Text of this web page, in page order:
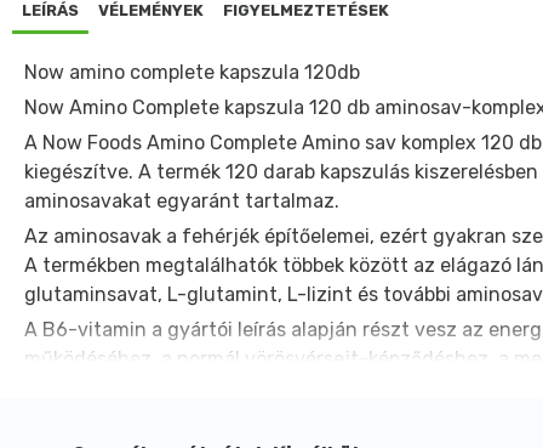
LEÍRÁS VÉLEMÉNYEK FIGYELMEZTETÉSEK
Now amino complete kapszula 120db
Now Amino Complete kapszula 120 db aminosav-
A Now Foods Amino Complete Amino sav komplex 120
kiegészítve. A termék 120 darab kapszulás
aminosavakat egyaránt tartalmaz.
Az aminosavak a fehérjék építőelemei, ezért gyakran
A termékben megtalálhatók többek között az elágazó
glutaminsavat, L-glutamint, L-lizint és további
A B6-vitamin a gyártói leírás alapján részt vesz az
működéséhez, a normál vörösvérsejt-képződéshez, a